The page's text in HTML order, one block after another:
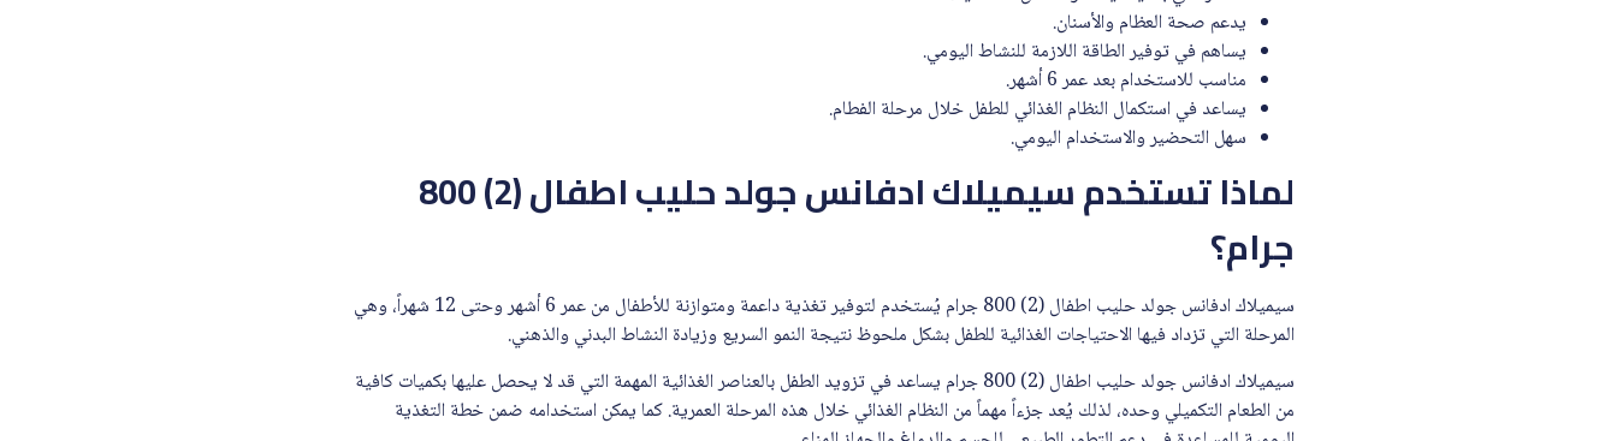
يدعم صحة العظام والأسنان.
يساهم في توفير الطاقة اللازمة للنشاط اليومي.
مناسب للاستخدام بعد عمر 6 أشهر.
يساعد في استكمال النظام الغذائي للطفل خلال مرحلة الفطام.
سهل التحضير والاستخدام اليومي.
لماذا تستخدم سيميلاك ادفانس جولد حليب اطفال (2) 800
جرام؟
سيميلاك ادفانس جولد حليب اطفال (2) 800 جرام يُستخدم لتوفير تغذية داعمة ومتوازنة للأطفال من عمر 6 أشهر وحتى 12 شهراً، وهي
المرحلة التي تزداد فيها الاحتياجات الغذائية للطفل بشكل ملحوظ نتيجة النمو السريع وزيادة النشاط البدني والذهني.
سيميلاك ادفانس جولد حليب اطفال (2) 800 جرام يساعد في تزويد الطفل بالعناصر الغذائية المهمة التي قد لا يحصل عليها بكميات كافية
من الطعام التكميلي وحده، لذلك يُعد جزءاً مهماً من النظام الغذائي خلال هذه المرحلة العمرية. كما يمكن استخدامه ضمن خطة التغذية